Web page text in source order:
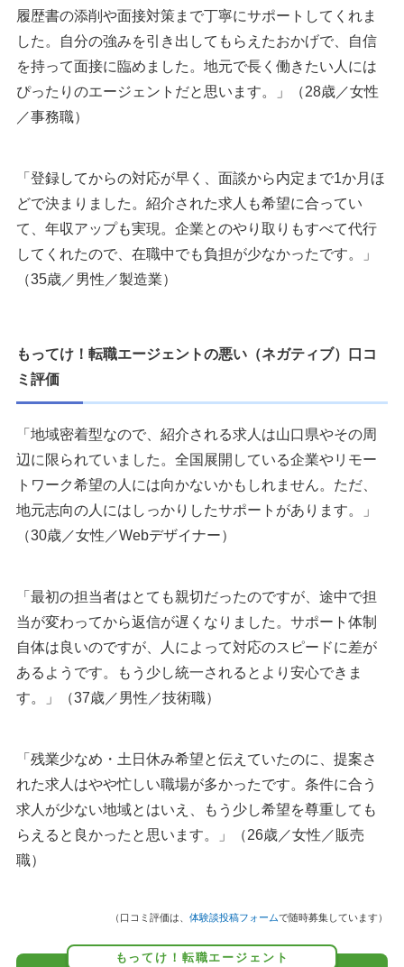
履歴書の添削や面接対策まで丁寧にサポートしてくれま
した。自分の強みを引き出してもらえたおかげで、自信
を持って面接に臨めました。地元で長く働きたい人には
ぴったりのエージェントだと思います。」（28歳／女性
／事務職）
「登録してからの対応が早く、面談から内定まで1か月ほ
どで決まりました。紹介された求人も希望に合ってい
て、年収アップも実現。企業とのやり取りもすべて代行
してくれたので、在職中でも負担が少なかったです。」
（35歳／男性／製造業）
もってけ！転職エージェントの悪い（ネガティブ）口コ
ミ評価
「地域密着型なので、紹介される求人は山口県やその周
辺に限られていました。全国展開している企業やリモー
トワーク希望の人には向かないかもしれません。ただ、
地元志向の人にはしっかりしたサポートがあります。」
（30歳／女性／Webデザイナー）
「最初の担当者はとても親切だったのですが、途中で担
当が変わってから返信が遅くなりました。サポート体制
自体は良いのですが、人によって対応のスピードに差が
あるようです。もう少し統一されるとより安心できま
す。」（37歳／男性／技術職）
「残業少なめ・土日休み希望と伝えていたのに、提案さ
れた求人はやや忙しい職場が多かったです。条件に合う
求人が少ない地域とはいえ、もう少し希望を尊重しても
らえると良かったと思います。」（26歳／女性／販売
職）
（口コミ評価は、 体験談投稿フォームで随時募集しています）
もってけ！転職エージェント